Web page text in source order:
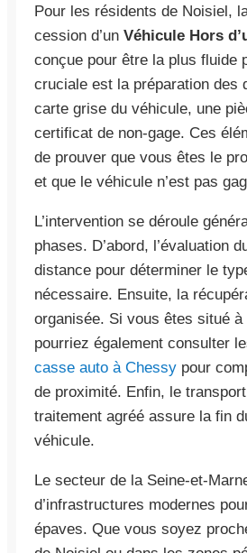
Pour les résidents de Noisiel,
cession d’un Véhicule Hors
conçue pour être la plus fluide
cruciale est la préparation des
carte grise du véhicule, une
certificat de non-gage. Ces
de prouver que vous êtes le
et que le véhicule n’est pas
L’intervention se déroule
phases. D’abord, l’évaluation
distance pour déterminer le
nécessaire. Ensuite, la
organisée. Si vous êtes situé
pourriez également consulter
casse auto à Chessy pour
de proximité. Enfin, le
traitement agréé assure la fin
véhicule.
Le secteur de la Seine-et-
d’infrastructures modernes
épaves. Que vous soyez